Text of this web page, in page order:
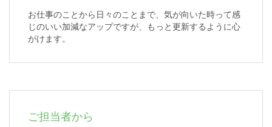
お仕事のことから日々のことまで、気が向いた時って感
じのいい加減なアップですが、もっと更新するように心
がけます。
ご担当者から